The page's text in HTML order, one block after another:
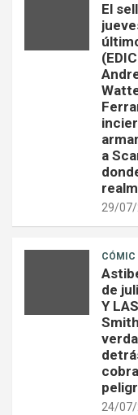
El
a
29/07/
CÓMIC
de
Y
24/07/